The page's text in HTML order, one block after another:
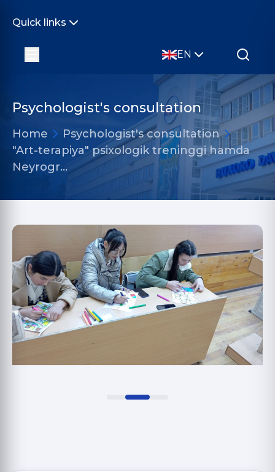
Quick links
EN
Psychologist's consultation
Home
Psychologist's consultation
"Art-terapiya" psixologik treninggi hamda
Neyrogr…